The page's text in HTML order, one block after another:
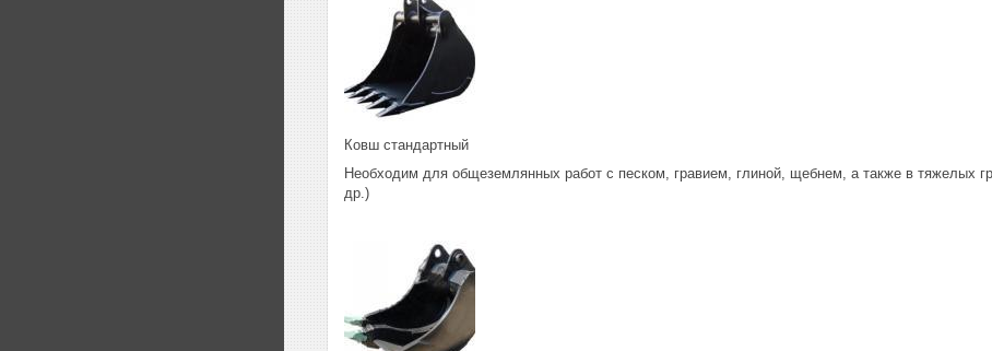
Ковш стандартный
Необходим для общеземлянных работ с песком, гравием, глиной, щебнем, а также в тяжелых
др.)